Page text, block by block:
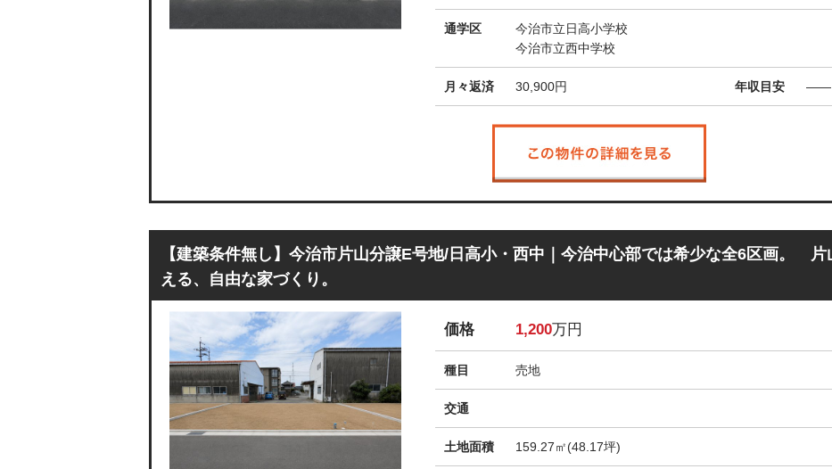
通学区
今治市立日高小学校
今治市立西中学校
月々返済 30,900円 年収目安 ——
【建築条件無し】今治市片山分譲E号地/日高小・西中｜今治中心部では希少な全6区画。 片
える、自由な家づくり。
価格 1,200万円
種目 売地
交通
土地面積 159.27㎡(48.17坪)